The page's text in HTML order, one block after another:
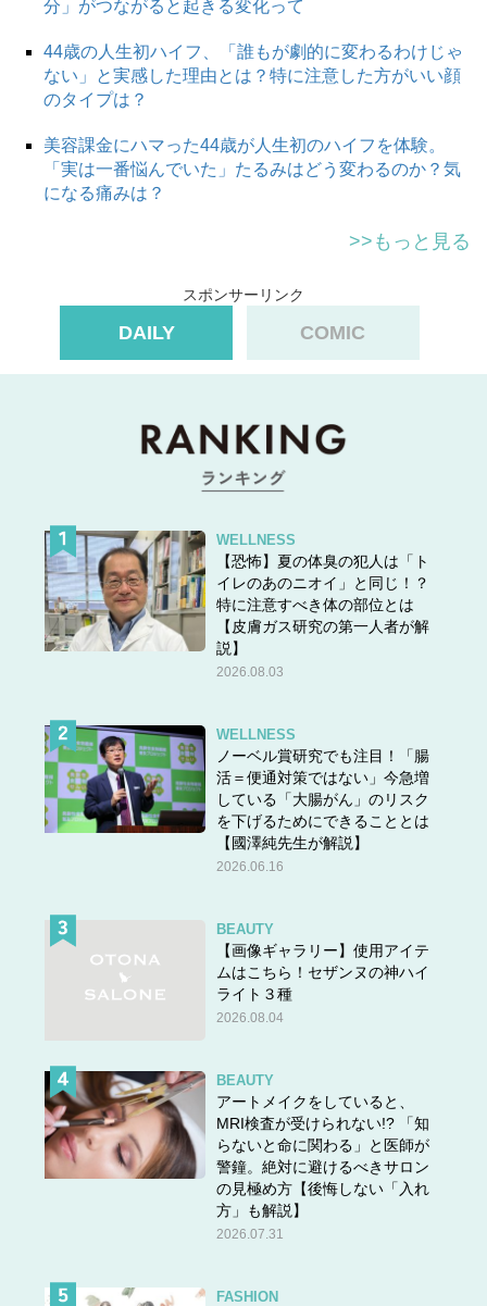
分」がつながると起きる変化って
44歳の人生初ハイフ、「誰もが劇的に変わるわけじゃ
ない」と実感した理由とは？特に注意した方がいい顔
のタイプは？
美容課金にハマった44歳が人生初のハイフを体験。
「実は一番悩んでいた」たるみはどう変わるのか？気
になる痛みは？
>>もっと見る
スポンサーリンク
DAILY COMIC
WELLNESS
【恐怖】夏の体臭の犯人は「ト
イレのあのニオイ」と同じ！？
特に注意すべき体の部位とは
【皮膚ガス研究の第一人者が解
説】
2026.08.03
WELLNESS
ノーベル賞研究でも注目！「腸
活＝便通対策ではない」今急増
している「大腸がん」のリスク
を下げるためにできることとは
【國澤純先生が解説】
2026.06.16
BEAUTY
【画像ギャラリー】使用アイテ
ムはこちら！セザンヌの神ハイ
ライト３種
2026.08.04
BEAUTY
アートメイクをしていると、
MRI検査が受けられない!? 「知
らないと命に関わる」と医師が
警鐘。絶対に避けるべきサロン
の見極め方【後悔しない「入れ
方」も解説】
2026.07.31
FASHION